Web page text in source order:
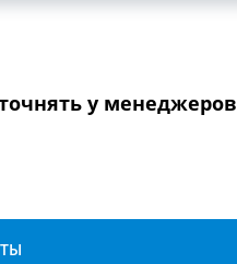
у менеджеров